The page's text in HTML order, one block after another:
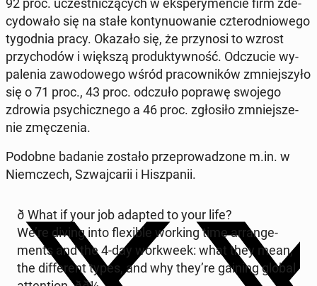
92 proc. uczest­ni­czą­cych w eks­pe­ry­men­cie firm zde­
cy­do­wa­ło się na stałe kon­ty­nu­owa­nie czte­ro­dnio­we­go
ty­go­dnia pracy. Okazało się, że przy­no­si to wzrost
przy­cho­dów i większą pro­duk­tyw­ność. Od­czu­cie wy­
pa­le­nia za­wo­do­we­go wśród pra­cow­ni­ków zmniej­szy­ło
się o 71 proc., 43 proc. odczuło poprawę swojego
zdrowia psy­chicz­ne­go a 46 proc. zgło­si­ło zmniej­sze­
nie zmę­cze­nia.
Podobne badanie zostało prze­pro­wa­dzo­ne m.in. w
Niem­czech, Szwaj­ca­rii i Hisz­pa­nii.
ð What if your job adapted to your life?
We’re diving into fle­xi­ble working time ar­ran­ge­
ments and the 4-day wor­kwe­ek: what they mean,
the dif­fe­rent types, and why they’re gaining global